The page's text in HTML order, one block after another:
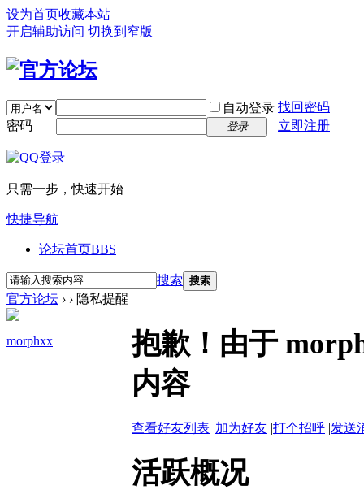
设为首页收藏本站
开启辅助访问 切换到窄版
自动登录 找回密码
密码
登录 立即注册
只需一步，快速开始
快捷导航
论坛首页BBS
搜索 搜索
官方论坛 › › 隐私提醒
morphxx
抱歉！由于
内容
查看好友列表 |加为好友 |打个招呼 |发送
活跃概况